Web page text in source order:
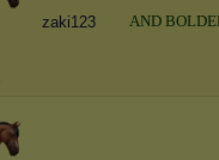
zaki123 AND BOLDE